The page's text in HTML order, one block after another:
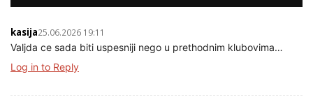
kasija25.06.2026 19:11
Valjda ce sada biti uspesniji nego u prethodnim klubovima…
Log in to Reply